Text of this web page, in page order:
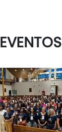
EVENTOS